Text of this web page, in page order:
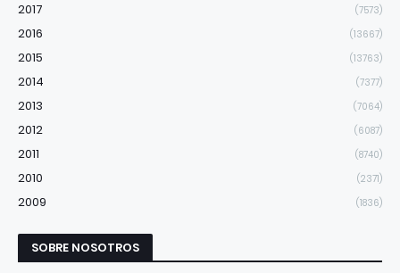
2017 (7573)
2016 (13667)
2015 (13763)
2014 (7377)
2013 (7064)
2012 (6087)
2011 (8740)
2010 (2371)
2009 (1836)
SOBRE NOSOTROS